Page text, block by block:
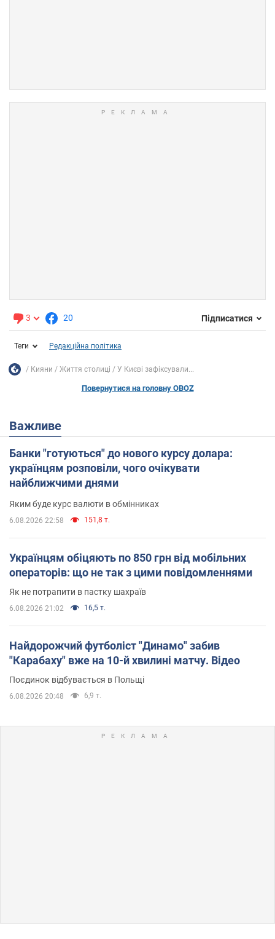
3 20 Підписатися
Теги Редакційна політика
Кияни Життя столиці У Києві зафіксували...
Повернутися на головну OBOZ
Важливе
Банки "готуються" до нового курсу долара:
українцям розповіли, чого очікувати
найближчими днями
Яким буде курс валюти в обмінниках
6.08.2026 22:58 151,8 т.
Українцям обіцяють по 850 грн від мобільних
операторів: що не так з цими повідомленнями
Як не потрапити в пастку шахраїв
6.08.2026 21:02 16,5 т.
Найдорожчий футболіст "Динамо" забив
"Карабаху" вже на 10-й хвилині матчу. Відео
Поєдинок відбувається в Польщі
6.08.2026 20:48 6,9 т.